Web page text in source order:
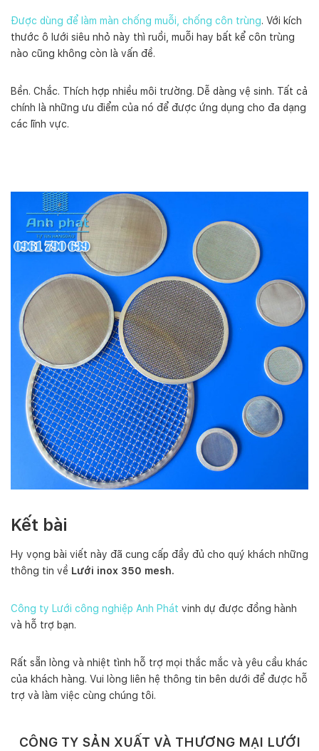
Được dùng để làm màn chống muỗi, chống côn trùng. Với kích
thước ô lưới siêu nhỏ này thì ruồi, muỗi hay bất kể côn trùng
nào cũng không còn là vấn đề.
Bền. Chắc. Thích hợp nhiều môi trường. Dễ dàng vệ sinh. Tất cả
chính là những ưu điểm của nó để được ứng dụng cho đa dạng
các lĩnh vực.
Kết bài
Hy vọng bài viết này đã cung cấp đầy đủ cho quý khách những
thông tin về Lưới inox 350 mesh.
Công ty Lưới công nghiệp Anh Phát vinh dự được đồng hành
và hỗ trợ bạn.
Rất sẵn lòng và nhiệt tình hỗ trợ mọi thắc mắc và yêu cầu khác
của khách hàng. Vui lòng liên hệ thông tin bên dưới để được hỗ
trợ và làm việc cùng chúng tôi.
CÔNG TY SẢN XUẤT VÀ THƯƠNG MẠI LƯỚI